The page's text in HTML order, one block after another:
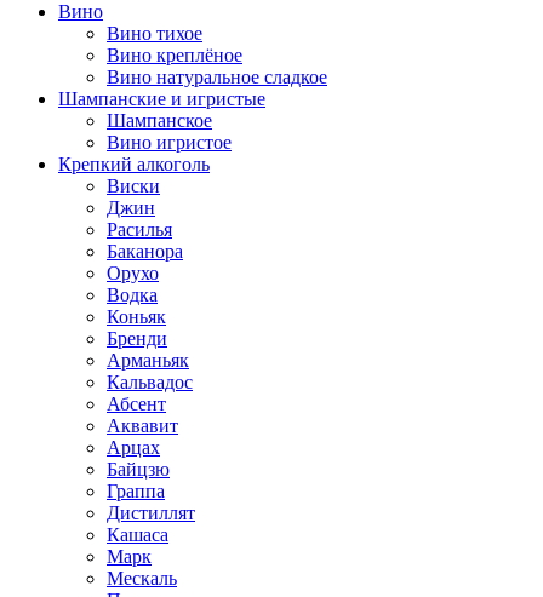
Вино
Вино тихое
Вино креплёное
Вино натуральное сладкое
Шампанские и игристые
Шампанское
Вино игристое
Крепкий алкоголь
Виски
Джин
Расилья
Баканора
Орухо
Водка
Коньяк
Бренди
Арманьяк
Кальвадос
Абсент
Аквавит
Арцах
Байцзю
Граппа
Дистиллят
Кашаса
Марк
Мескаль